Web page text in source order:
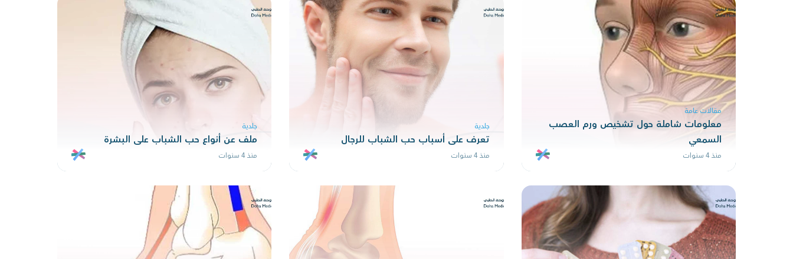
مقالات عامة
معلومات شاملة حول تشخيص ورم العصب
السمعي
منذ 4 سنوات
جلدية
تعرف على أسباب حب الشباب للرجال
منذ 4 سنوات
جلدية
ملف عن أنواع حب الشباب على البشرة
منذ 4 سنوات